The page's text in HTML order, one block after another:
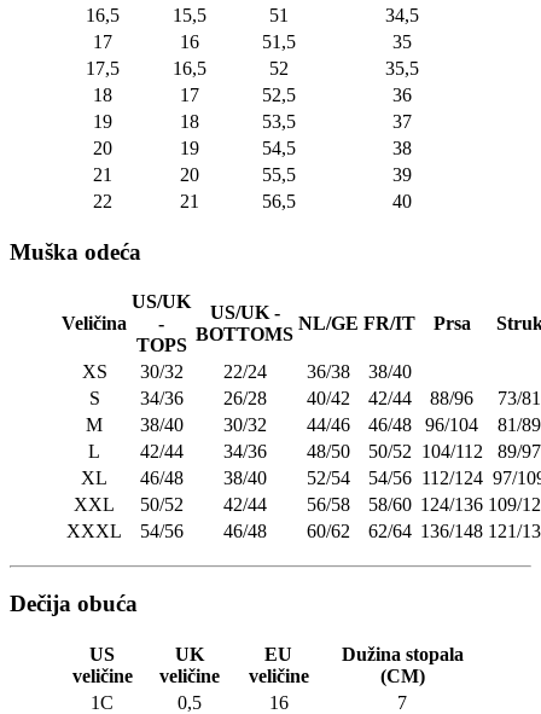
16,5
15,5 51
34,5
17
16 51,5
35
17,5
16,5 52
35,5
18
17 52,5
36
19
18 53,5
37
20
19 54,5
38
21
20 55,5
39
22
21 56,5 40
Muška odeća
Veličina
US/UK
-
TOPS
US/UK -
BOTTOMS
NL/GE FR/IT Prsa
XS 30/32 22/24 36/38
38/40
S
34/36 26/28 40/42 42/44 88/96
73/81
M
38/40 30/32 44/46 46/48 96/104
81/89
L
42/44 34/36 48/50 50/52 104/112
89/97
XL
46/48 38/40 52/54 54/56 112/124 97/
XXL
50/52 42/44 56/58 58/60 124/136 109/
XXXL
54/56 46/48 60/62 62/64 136/148 121/
Dečija obuća
US
veličine
UK
veličine
EU
veličine
Dužina stopala
(CM)
1C
0,5 16
7